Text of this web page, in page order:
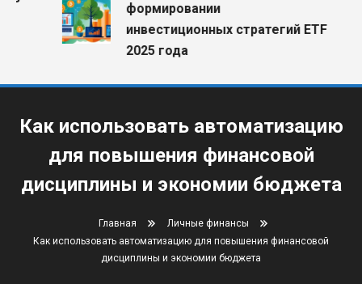
формировании
инвестиционных стратегий ETF
2025 года
Как использовать автоматизацию
для повышения финансовой
дисциплины и экономии бюджета
Главная
Личные финансы
Как использовать автоматизацию для повышения финансовой
дисциплины и экономии бюджета